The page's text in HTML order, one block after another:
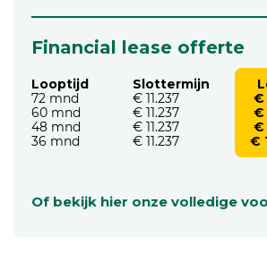
Financial lease offerte
Looptijd
72 mnd
60 mnd
48 mnd
36 mnd
Slottermijn
€ 11.237
€ 11.237
€ 11.237
€ 11.237
€
€
€
€
Of bekijk hier onze volledige